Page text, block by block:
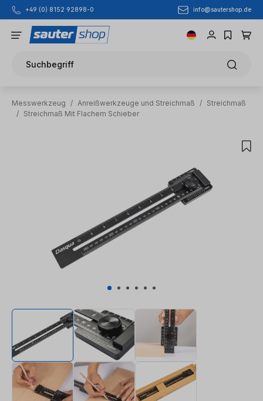
Zum Hauptinhalt springen
+49 (0) 8152 92898-0 info@sautershop.de
Suchbegriff
Messwerkzeug / Anreißwerkzeuge und Streichmaß / Streichmaß
/ Streichmaß Mit Flachem Schieber